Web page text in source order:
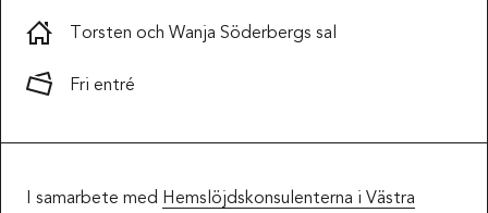
Torsten och Wanja Söderbergs sal
Fri entré
I samarbete med Hemslöjdskonsulenterna i Västra